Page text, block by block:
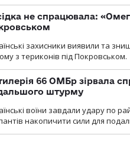
не спрацювала:
захисники виявили та
з териконів під Покровськом.
66 ОМБр зірвала
штурму
воїни завдали удару по
накопичити сили для